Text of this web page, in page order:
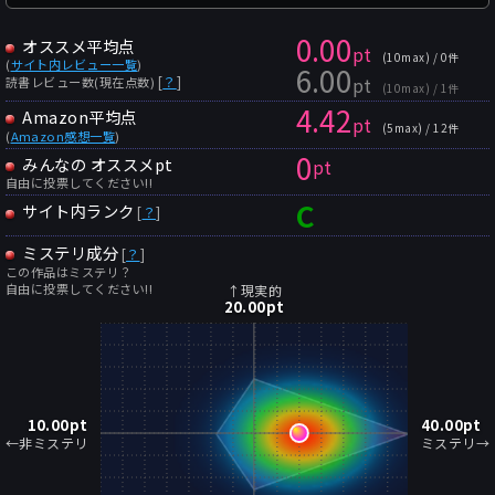
オススメ平均点
(サイト内レビュー一覧)
読書レビュー数(現在点数) [？ ]
0.00pt (10max) / 0件
6.00pt (10max) / 1件
Amazon平均点
(Amazon感想一覧) 4.42pt (5max) / 12件
みんなの オススメpt
自由に投票してください!! 0pt
サイト内ランク [ ？] C
ミステリ成分 [？ ]
この作品はミステリ？
自由に投票してください!!
↑現実的
20.00pt
10.00pt
←非ミステリ
40.00pt
ミステリ→